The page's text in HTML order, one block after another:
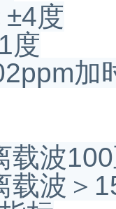
度
度
加
载波
载波＞